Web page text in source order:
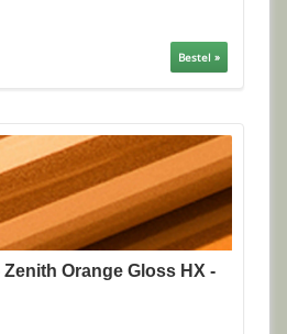
Bestel »
Zenith Orange Gloss HX -